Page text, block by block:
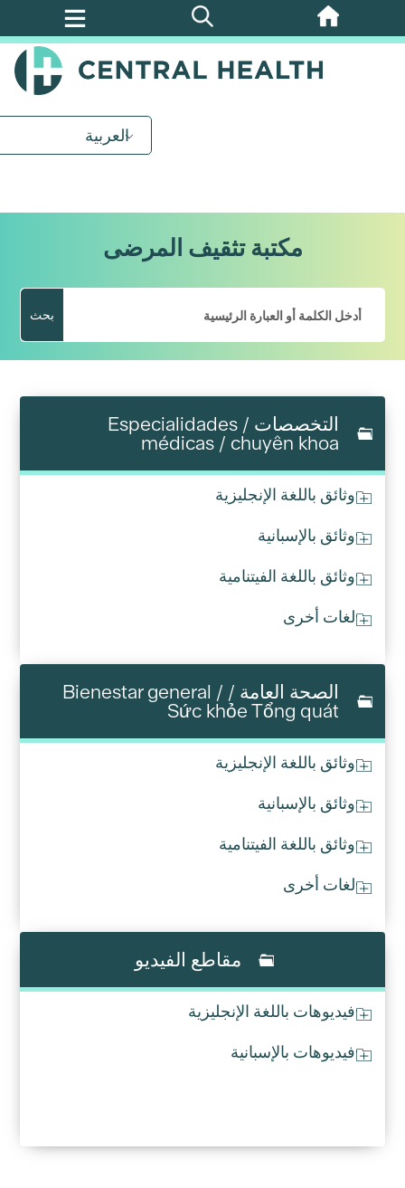
تخطي
العربية
مكتبة تثقيف المرضى
بحث
التخصصات / Especialidades
médicas / chuyên khoa
وثائق باللغة الإنجليزية
وثائق بالإسبانية
وثائق باللغة الفيتنامية
لغات أخرى
الصحة العامة / Bienestar general /
Sức khỏe Tổng quát
وثائق باللغة الإنجليزية
وثائق بالإسبانية
وثائق باللغة الفيتنامية
لغات أخرى
مقاطع الفيديو
فيديوهات باللغة الإنجليزية
فيديوهات بالإسبانية